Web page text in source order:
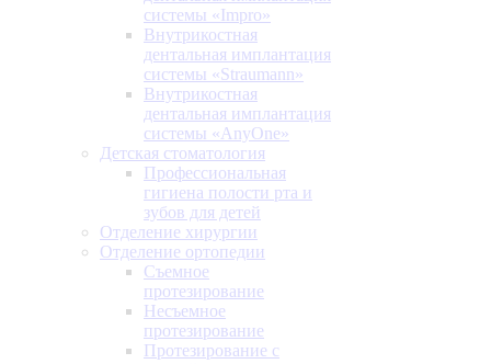
системы «Impro»
Внутрикостная
дентальная имплантация
системы «Straumann»
Внутрикостная
дентальная имплантация
системы «AnyOne»
Детская стоматология
Профессиональная
гигиена полости рта и
зубов для детей
Отделение хирургии
Отделение ортопедии
Съемное
протезирование
Несъемное
протезирование
Протезирование с